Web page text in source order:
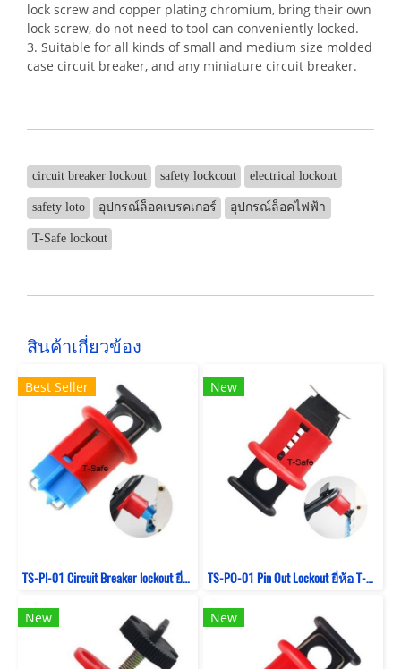
lock screw and copper plating chromium, bring their own
lock screw, do not need to tool can conveniently locked.
3. Suitable for all kinds of small and medium size molded
case circuit breaker, and any miniature circuit breaker.
circuit breaker lockout safety lockcout electrical lockout
safety loto อุปกรณ์ล็อคเบรคเกอร์ อุปกรณ์ล็อคไฟฟ้า
T-Safe lockout
สินค้าเกี่ยวข้อง
Best Seller
TS-PI-01 Circuit Breaker lockout ยี่ห้อ T-Safe รุ่น Pin In Standard
New
TS-PO-01 Pin Out Lockout ยี่ห้อ T-Safe Circuit Breaker lockout
New New